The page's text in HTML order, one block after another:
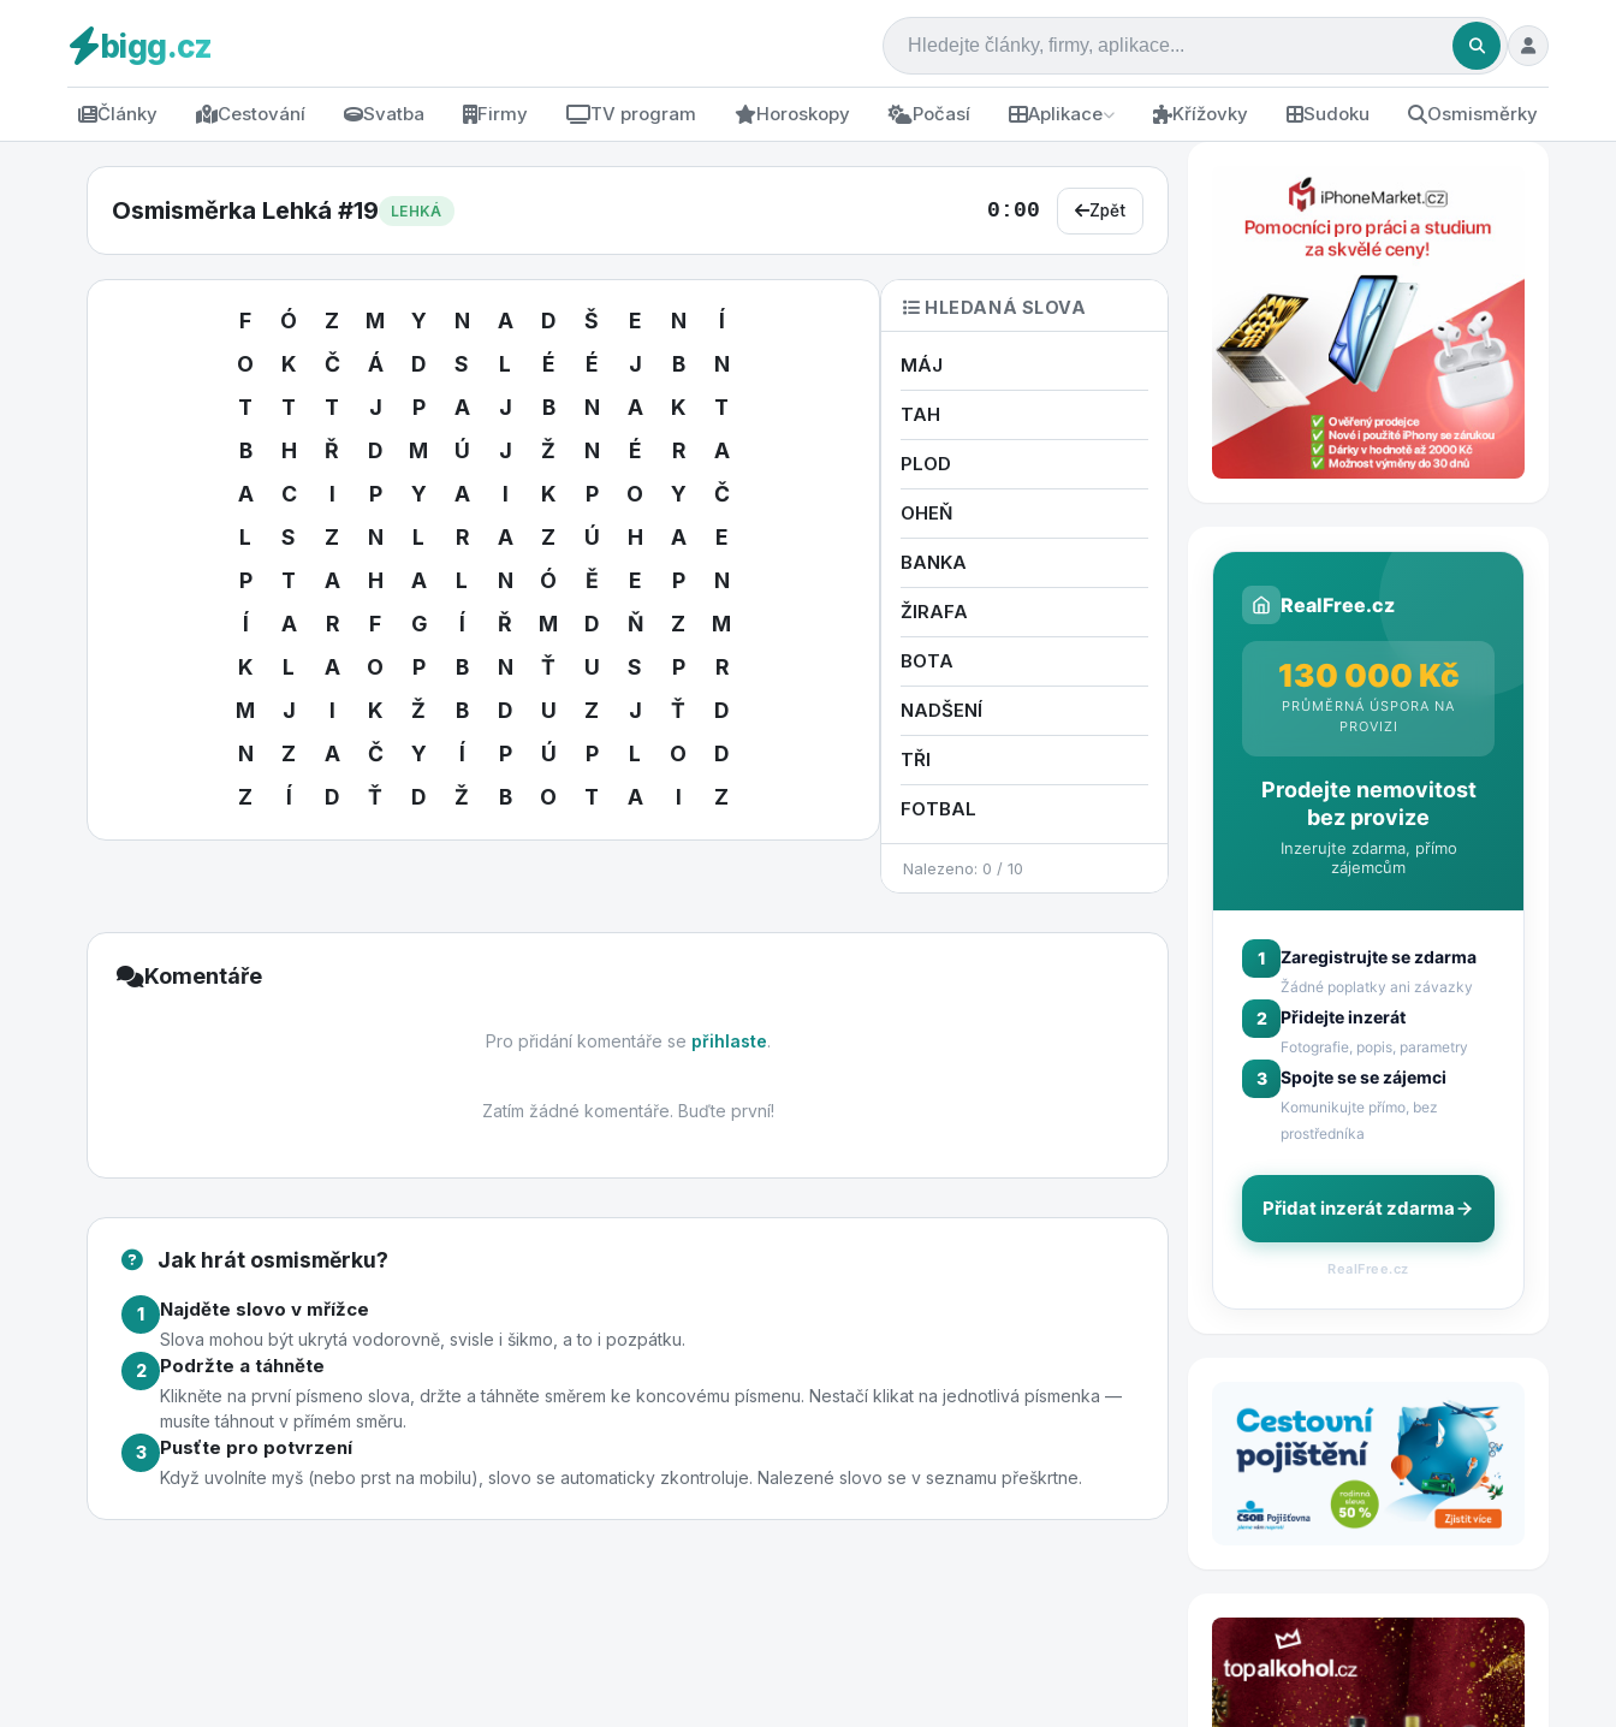
bigg.cz
Články Cestování Svatba Firmy TV program Horoskopy Počasí Aplikace Křížovky Sudoku Osmisměrky
Osmisměrka Lehká #19 LEHKÁ 0:00 Zpět
F Ó Z M Y N A D Š E N
Í
O
K Č Á D S L É É J B
N
T
T T J P A J B N A K
T
B
H Ř D M Ú J Ž N É R
A
A
C I P Y A I K P O Y
Č
L
S Z N L R A Z Ú H A
E
P
T A H A L N Ó Ě E P
N
Í
A R F G Í Ř M D Ň Z
M
K
L A O P B N Ť U S P
R
M
J I K Ž B D U Z J Ť
D
N
Z A Č Y Í P Ú P L O
D
Z
Í D Ť D Ž B O T A I Z
HLEDANÁ SLOVA
MÁJ
TAH
PLOD
OHEŇ
BANKA
ŽIRAFA
BOTA
NADŠENÍ
TŘI
FOTBAL
Nalezeno: 0 / 10
Komentáře
Pro přidání komentáře se přihlaste.
Zatím žádné komentáře. Buďte první!
Jak hrát osmisměrku?
1 Najděte slovo v mřížce
Slova mohou být ukrytá vodorovně, svisle i šikmo, a to i pozpátku.
2
Podržte a táhněte
Klikněte na první písmeno slova, držte a táhněte směrem ke koncovému písmenu. Nestačí klikat na jednotlivá písmenka —
musíte táhnout v přímém směru.
3
Pusťte pro potvrzení
Když uvolníte myš (nebo prst na mobilu), slovo se automaticky zkontroluje. Nalezené slovo se v seznamu přeškrtne.
RealFree.cz
130 000 Kč
PRŮMĚRNÁ ÚSPORA NA
PROVIZI
Prodejte nemovitost
bez provize
Inzerujte zdarma, přímo
zájemcům
1 Zaregistrujte se zdarma
Žádné poplatky ani závazky
2 Přidejte inzerát
Fotografie, popis, parametry
3 Spojte se se zájemci
Komunikujte přímo, bez
prostředníka
Přidat inzerát zdarma
RealFree.cz